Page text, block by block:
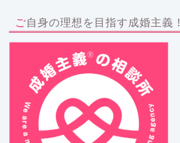
ご自身の理想を目指す成婚主義！